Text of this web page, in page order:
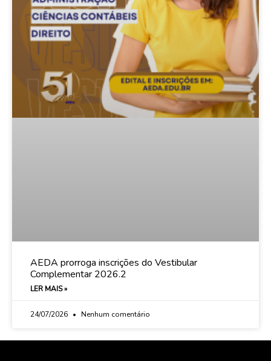
AEDA prorroga inscrições do Vestibular
Complementar 2026.2
LER MAIS »
24/07/2026 Nenhum comentário